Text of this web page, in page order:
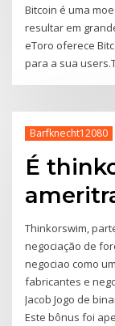
Bitcoin é uma
resultar em
eToro oferece
para a sua
Barfknecht12080
É
Thinkorswim,
negociação de
negociao como
fabricantes e
Jacob Jogo de
Este bônus foi